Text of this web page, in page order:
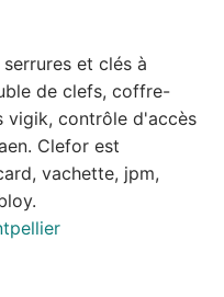
et clés à
de clefs, coffre-
vigik, contrôle d'accès
Clefor est
vachette, jpm,